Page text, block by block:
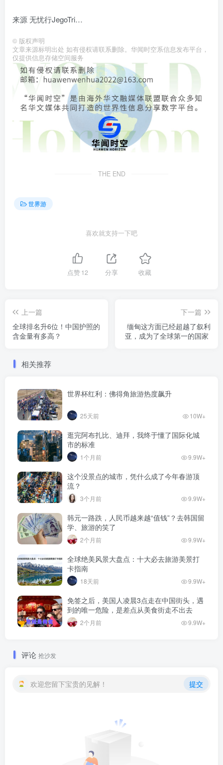
来源 无忧行JegoTri…
© 版权声明
文章来源标明出处 如有侵权请联系删除。华闻时空系信息发布平台，
仅提供信息存储空间服务
THE END
世界游
喜欢就支持一下吧
点赞12 分享 收藏
上一篇
全球排名升6位！中国护照的
含金量有多高？
下一篇
缅甸这方面已经超越了叙利
亚，成为了全球第一的国家
相关推荐
世界杯红利：佛得角旅游热度飙升
25天前 10W+
逛完阿布扎比、迪拜，我终于懂了国际化城
市的标准
1个月前 9.9W+
这个没景点的城市，凭什么成了今年春游顶
流？
3个月前 9.9W+
韩元一路跌，人民币越来越“值钱”？去韩国留
学、旅游的笑了
2个月前 9.9W+
全球绝美风景大盘点：十大必去旅游美景打
卡指南
18天前 9.9W+
免签之后，美国人凌晨3点走在中国街头，遇
到的唯一危险，是差点从美食街走不出去
2个月前 9.9W+
评论 抢沙发
欢迎您留下宝贵的见解！ 提交